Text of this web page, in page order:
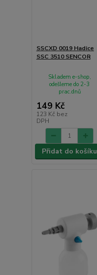
SSCXD 0019 Hadice
SSC 3510 SENCOR
149 Kč
123 Kč bez
DPH
Skladem e-shop,
odešleme do 2-3
prac.dnů
Přidat do košíku